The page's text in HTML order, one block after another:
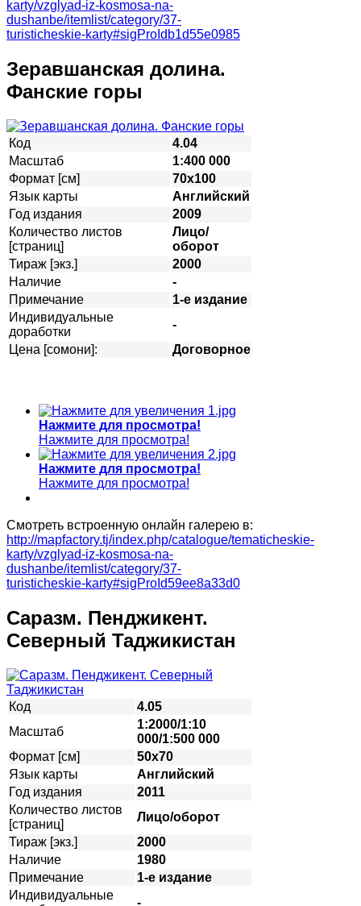
karty/vzglyad-iz-kosmosa-na-
dushanbe/itemlist/category/37-
turisticheskie-karty#sigProIdb1d55e0985
Зеравшанская долина.
Фанские горы
Код
4.04
Масштаб
1:400 000
Формат [см]
70х100
Язык карты
Английский
Год издания
2009
Количество листов
[страниц]
Лицо/
оборот
Тираж [экз.]
2000
Наличие
-
Примечание
1-е издание
Индивидуальные
доработки
-
Цена [сомони]:
Договорное
Нажмите для просмотра!
Нажмите для просмотра!
Нажмите для просмотра!
Нажмите для просмотра!
Смотреть встроенную онлайн галерею в:
http://mapfactory.tj/index.php/catalogue/tematicheskie-
karty/vzglyad-iz-kosmosa-na-
dushanbe/itemlist/category/37-
turisticheskie-karty#sigProId59ee8a33d0
Саразм. Пенджикент.
Северный Таджикистан
Код
4.05
Масштаб
1:2000/1:10
000/1:500 000
Формат [см]
50х70
Язык карты
Английский
Год издания
2011
Количество листов
[страниц]
Лицо/оборот
Тираж [экз.]
2000
Наличие
1980
Примечание
1-е издание
Индивидуальные
-